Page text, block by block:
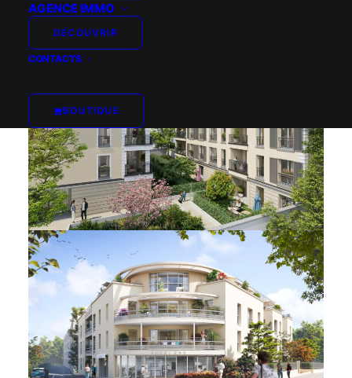
AGENCE IMMO
DÉCOUVRIR
CONTACTS
BOUTIQUE